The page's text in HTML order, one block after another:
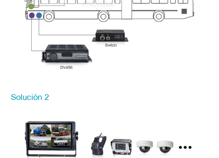
Solución 2